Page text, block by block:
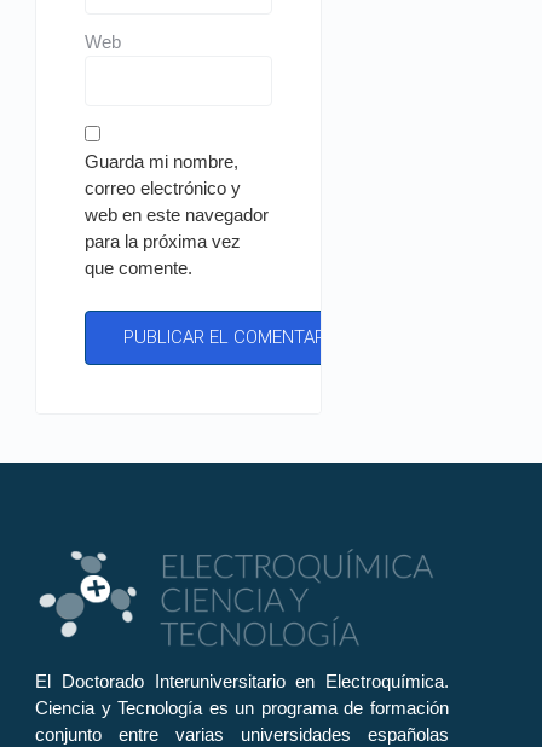
Web
Guarda mi nombre,
correo electrónico y
web en este navegador
para la próxima vez
que comente.
El Doctorado Interuniversitario en Electroquímica.
Ciencia y Tecnología es un programa de formación
conjunto entre varias universidades españolas